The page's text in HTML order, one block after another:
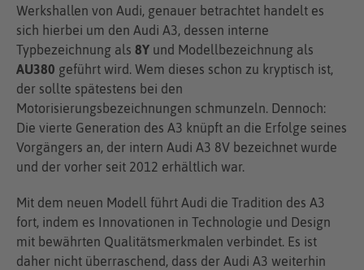
Werkshallen von Audi, genauer betrachtet handelt es
sich hierbei um den Audi A3, dessen interne
Typbezeichnung als 8Y und Modellbezeichnung als
AU380 geführt wird. Wem dieses schon zu kryptisch ist,
der sollte spätestens bei den
Motorisierungsbezeichnungen schmunzeln. Dennoch:
Die vierte Generation des A3 knüpft an die Erfolge seines
Vorgängers an, der intern Audi A3 8V bezeichnet wurde
und der vorher seit 2012 erhältlich war.
Mit dem neuen Modell führt Audi die Tradition des A3
fort, indem es Innovationen in Technologie und Design
mit bewährten Qualitätsmerkmalen verbindet. Es ist
daher nicht überraschend, dass der Audi A3 weiterhin